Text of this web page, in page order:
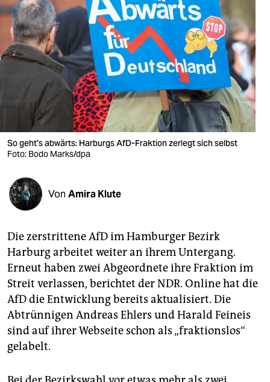
nord
wahrheit
verlag
veranstaltungen
shop
fragen & hilfe
unterstützen
abo
genossenschaft
epaper login
So geht's abwärts: Harburgs AfD-Fraktion zerlegt sich selbst
Foto: Bodo Marks/dpa
Von Amira Klute
Die zerstrittene AfD im Hamburger Bezirk
Harburg arbeitet weiter an ihrem Untergang.
Erneut haben zwei Abgeordnete ihre Fraktion im
Streit verlassen, berichtet der NDR. Online hat die
AfD die Entwicklung bereits aktualisiert. Die
Abtrünnigen Andreas Ehlers und Harald Feineis
sind auf ihrer Webseite schon als „fraktionslos“
gelabelt.